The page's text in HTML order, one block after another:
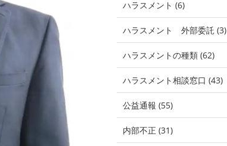
ハラスメント (6)
ハラスメント 外部委託 (3)
ハラスメントの種類 (62)
ハラスメント相談窓口 (43)
公益通報 (55)
内部不正 (31)